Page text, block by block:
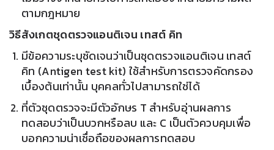
ตามกฎหมาย
วิธีสังเกตชุดตรวจแอนติเจน เทสต์ คิท
มีข้อความระบุชัดเจนว่าเป็นชุดตรวจแอนติเจน เทสต์
คิท (Antigen test kit) ใช้สำหรับการตรวจคัดกรอง
เบื้องต้นเท่านั้น บุคคลทั่วไปสามารถใช่ได้
ที่ตัวชุดตรวจจะมีตัวอักษร T สำหรับอุ่านผลการ
ทดสอบว่าเป็นบวกหรือลบ และ C เป็นตัวควบคุมเพื่อ
บอกความน่าเชื่อถือของผลการทดสอบ